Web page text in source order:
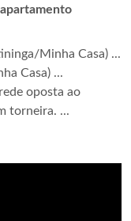
Minha Casa) ...
Casa) ...
oposta ao
torneira. ...